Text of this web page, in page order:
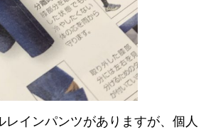
インパンツがありますが、個人